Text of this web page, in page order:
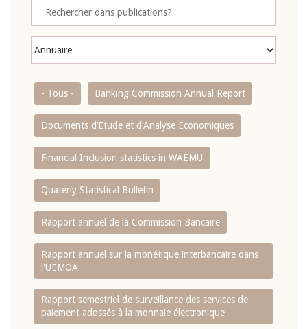
- Tous - Banking Commission Annual Report
Documents d’Etude et d’Analyse Economiques
Financial Inclusion statistics in WAEMU
Quaterly Statistical Bulletin
Rapport annuel de la Commission Bancaire
Rapport annuel sur la monétique interbancaire dans
l'UEMOA
Rapport semestriel de surveillance des services de
paiement adossés à la monnaie électronique